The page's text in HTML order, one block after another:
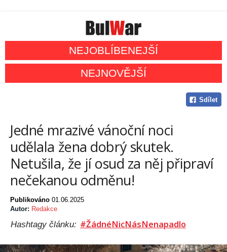
NEJOBLÍBENEJŠÍ
NEJNOVĚJŠÍ
Sdílet
Jedné mrazivé vánoční noci
udělala žena dobrý skutek.
Netušila, že jí osud za něj připraví
nečekanou odměnu!
Publikováno 01.06.2025
Autor: Redakce
Hashtagy článku: #ŽádnéNicNásNenapadlo